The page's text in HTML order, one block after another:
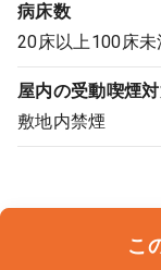
お問合せ
採用をお考えの医療
病床数
20床以上100床未
屋内の受動喫煙
敷地内禁煙
こ